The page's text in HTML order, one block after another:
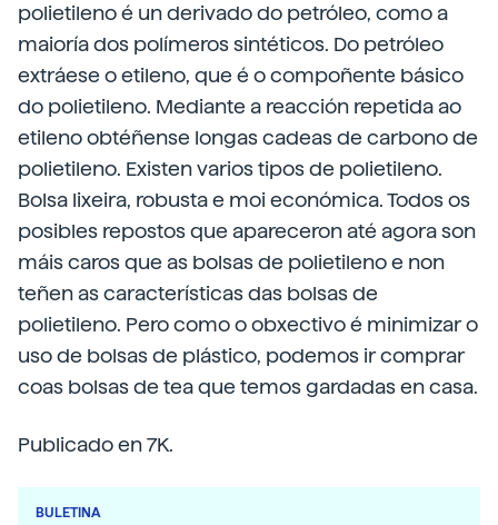
polietileno é un derivado do petróleo, como a
maioría dos polímeros sintéticos. Do petróleo
extráese o etileno, que é o compoñente básico
do polietileno. Mediante a reacción repetida ao
etileno obtéñense longas cadeas de carbono de
polietileno. Existen varios tipos de polietileno.
Bolsa lixeira, robusta e moi económica. Todos os
posibles repostos que apareceron até agora son
máis caros que as bolsas de polietileno e non
teñen as características das bolsas de
polietileno. Pero como o obxectivo é minimizar o
uso de bolsas de plástico, podemos ir comprar
coas bolsas de tea que temos gardadas en casa.
Publicado en 7K.
BULETINA